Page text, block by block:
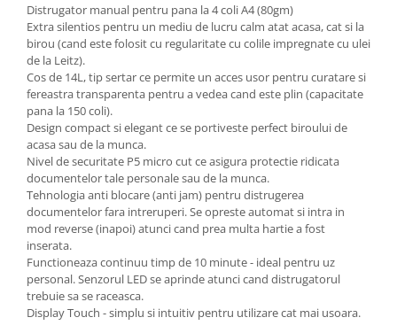
Caiete si blocnotesuri
personalizate
Stampile, tusiere si tus
Protectia muncii si Imbracaminte
Imbracaminte
Tricouri
Bluze & Pulovere
Camasi
Pantaloni
Pantaloni cu pieptar
Hanorace
Jachete
Impermeabile
Veste
Distrugator manual pentru pana la 4 coli A4 (80gm)
Extra silentios pentru un mediu de lucru calm atat acasa, cat si la
birou (cand este folosit cu regularitate cu colile impregnate cu ulei
de la Leitz).
Cos de 14L, tip sertar ce permite un acces usor pentru curatare si
fereastra transparenta pentru a vedea cand este plin (capacitate
pana la 150 coli).
Design compact si elegant ce se portiveste perfect biroului de
acasa sau de la munca.
Nivel de securitate P5 micro cut ce asigura protectie ridicata
documentelor tale personale sau de la munca.
Tehnologia anti blocare (anti jam) pentru distrugerea
documentelor fara intreruperi. Se opreste automat si intra in
mod reverse (inapoi) atunci cand prea multa hartie a fost
inserata.
Functioneaza continuu timp de 10 minute - ideal pentru uz
personal. Senzorul LED se aprinde atunci cand distrugatorul
trebuie sa se raceasca.
Display Touch - simplu si intuitiv pentru utilizare cat mai usoara.